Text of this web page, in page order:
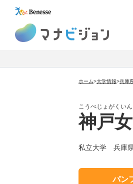
ホーム>大学情報>兵庫
こうべじょがくいん
神戸
私立大学 兵庫
パン